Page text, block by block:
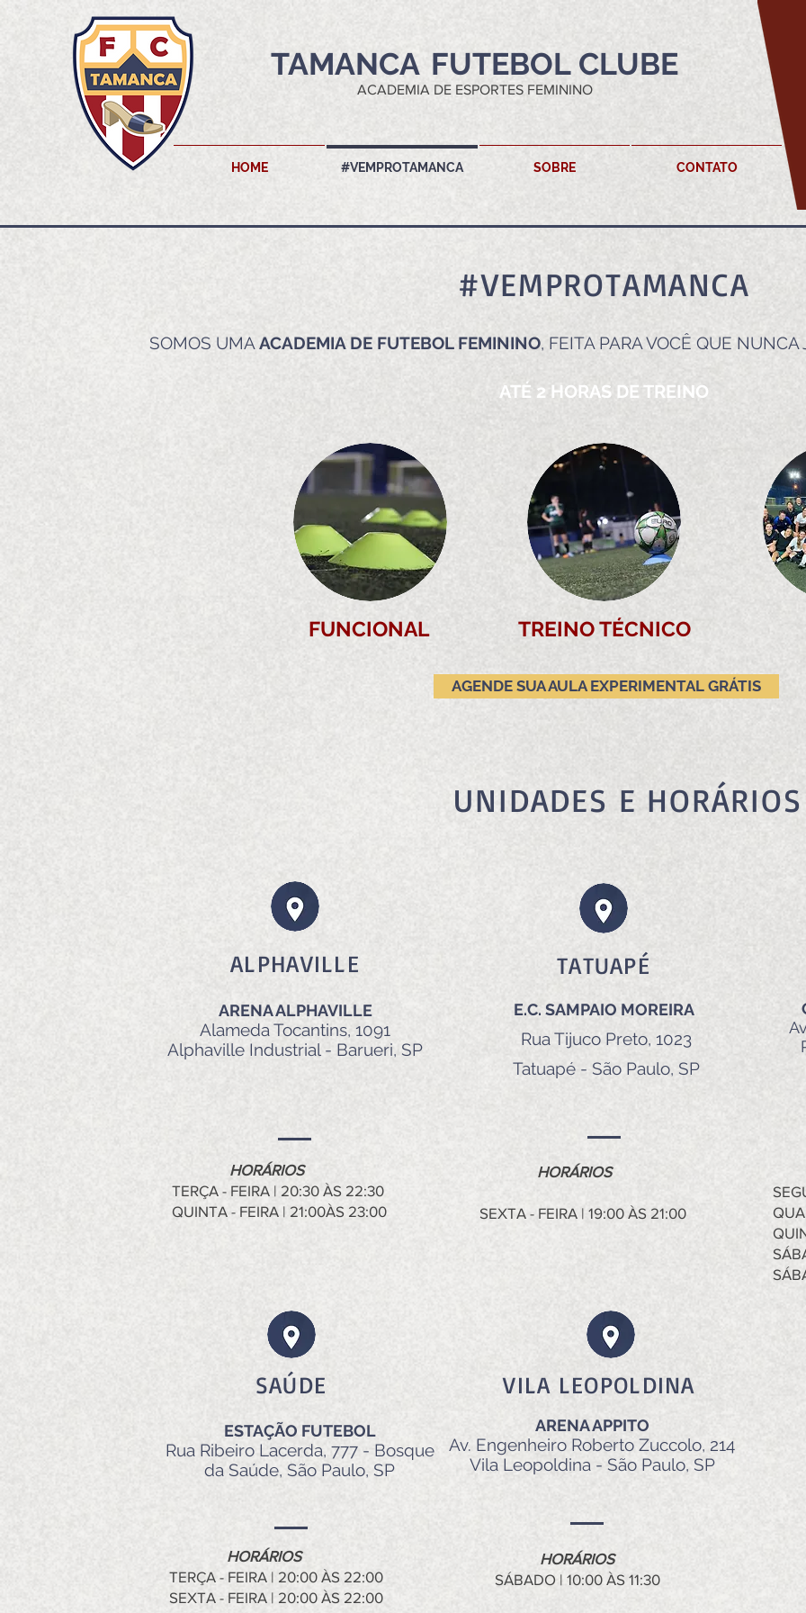
HOME #VEMPROTAMANCA SOBRE CONTATO
FUTEBOL CLUBE
TAMANCA
ACADEMIA DE ESPORTES FEMININO
#VEMPROTAMANCA
SOMOS UMA ACADEMIA DE FUTEBOL FEMININO, FEITA PARA VOCÊ QUE
ATÉ 2 HORAS DE TREINO
FUNCIONAL TREINO TÉCNICO
AGENDE SUA AULA EXPERIMENTAL GRÁTIS
UNIDADES E HORÁRIOS
ALPHAVILLE
ARENA ALPHAVILLE
Alameda Tocantins, 1091
Alphaville Industrial - Barueri, SP
TATUAPÉ
E.C. SAMPAIO MOREIRA
Rua Tijuco Preto, 1023
Tatuapé - São Paulo, SP
HORÁRIOS
TERÇA - FEIRA | 20:30 ÀS 22:30
QUINTA - FEIRA | 21:00ÀS 23:00
SAÚDE
ESTAÇÃO FUTEBOL
Rua Ribeiro Lacerda, 777 - Bosque
da Saúde, São Paulo, SP
HORÁRIOS
SEXTA - FEIRA | 19:00 ÀS 21:00
VILA LEOPOLDINA
ARENA APPITO
Av. Engenheiro Roberto Zuccolo, 214
Vila Leopoldina - São Paulo, SP
HORÁRIOS
TERÇA - FEIRA | 20:00 ÀS 22:00
SEXTA - FEIRA | 20:00 ÀS 22:00
HORÁRIOS
SÁBADO | 10:00 ÀS 11:30